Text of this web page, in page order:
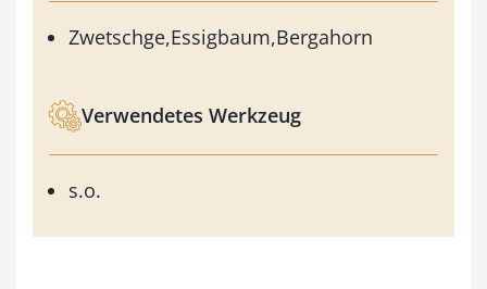
Zwetschge,Essigbaum,Bergahorn
Verwendetes Werkzeug
s.o.